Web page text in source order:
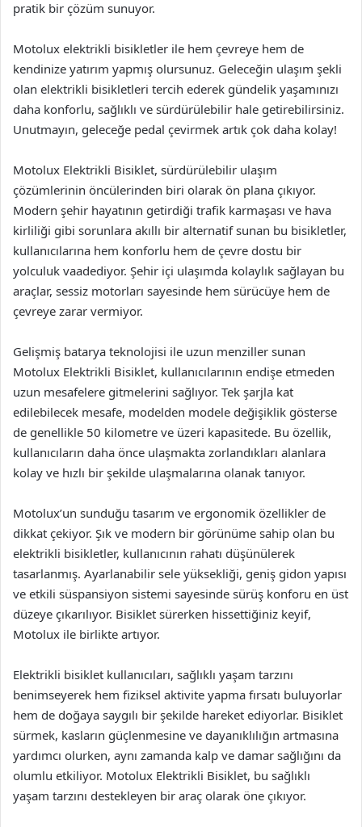
pratik bir çözüm sunuyor.
Motolux elektrikli bisikletler ile hem çevreye hem de
kendinize yatırım yapmış olursunuz. Geleceğin ulaşım şekli
olan elektrikli bisikletleri tercih ederek gündelik yaşamınızı
daha konforlu, sağlıklı ve sürdürülebilir hale getirebilirsiniz.
Unutmayın, geleceğe pedal çevirmek artık çok daha kolay!
Motolux Elektrikli Bisiklet, sürdürülebilir ulaşım
çözümlerinin öncülerinden biri olarak ön plana çıkıyor.
Modern şehir hayatının getirdiği trafik karmaşası ve hava
kirliliği gibi sorunlara akıllı bir alternatif sunan bu bisikletler,
kullanıcılarına hem konforlu hem de çevre dostu bir
yolculuk vaadediyor. Şehir içi ulaşımda kolaylık sağlayan bu
araçlar, sessiz motorları sayesinde hem sürücüye hem de
çevreye zarar vermiyor.
Gelişmiş batarya teknolojisi ile uzun menziller sunan
Motolux Elektrikli Bisiklet, kullanıcılarının endişe etmeden
uzun mesafelere gitmelerini sağlıyor. Tek şarjla kat
edilebilecek mesafe, modelden modele değişiklik gösterse
de genellikle 50 kilometre ve üzeri kapasitede. Bu özellik,
kullanıcıların daha önce ulaşmakta zorlandıkları alanlara
kolay ve hızlı bir şekilde ulaşmalarına olanak tanıyor.
Motolux’un sunduğu tasarım ve ergonomik özellikler de
dikkat çekiyor. Şık ve modern bir görünüme sahip olan bu
elektrikli bisikletler, kullanıcının rahatı düşünülerek
tasarlanmış. Ayarlanabilir sele yüksekliği, geniş gidon yapısı
ve etkili süspansiyon sistemi sayesinde sürüş konforu en üst
düzeye çıkarılıyor. Bisiklet sürerken hissettiğiniz keyif,
Motolux ile birlikte artıyor.
Elektrikli bisiklet kullanıcıları, sağlıklı yaşam tarzını
benimseyerek hem fiziksel aktivite yapma fırsatı buluyorlar
hem de doğaya saygılı bir şekilde hareket ediyorlar. Bisiklet
sürmek, kasların güçlenmesine ve dayanıklılığın artmasına
yardımcı olurken, aynı zamanda kalp ve damar sağlığını da
olumlu etkiliyor. Motolux Elektrikli Bisiklet, bu sağlıklı
yaşam tarzını destekleyen bir araç olarak öne çıkıyor.